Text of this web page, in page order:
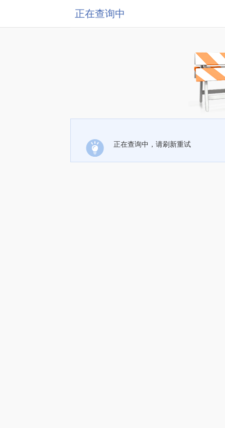
正在查询中
正在查询中，请刷新重试